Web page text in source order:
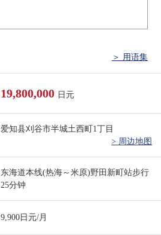
＞ 用语集
19,800,000 日元
爱知县刈谷市半城土西町1丁目
> 周边地图
东海道本线(热海～米原)野田新町站步行
25分钟
9,900日元/月